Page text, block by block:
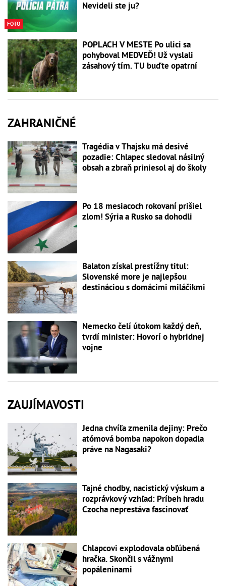
FOTO
Nevideli ste ju?
POPLACH V MESTE Po ulici sa
pohyboval MEDVEĎ! Už vyslali
zásahový tím. TU buďte opatrní
ZAHRANIČNÉ
Tragédia v Thajsku má desivé
pozadie: Chlapec sledoval násilný
obsah a zbraň priniesol aj do školy
Po 18 mesiacoch rokovaní prišiel
zlom! Sýria a Rusko sa dohodli
Balaton získal prestížny titul:
Slovenské more je najlepšou
destináciou s domácimi miláčikmi
Nemecko čelí útokom každý deň,
tvrdí minister: Hovorí o hybridnej
vojne
ZAUJÍMAVOSTI
Jedna chvíľa zmenila dejiny: Prečo
atómová bomba napokon dopadla
práve na Nagasaki?
Tajné chodby, nacistický výskum a
rozprávkový vzhľad: Príbeh hradu
Czocha neprestáva fascinovať
Chlapcovi explodovala obľúbená
hračka. Skončil s vážnymi
popáleninami